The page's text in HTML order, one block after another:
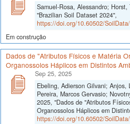
Samuel-Rosa, Alessandro;
"Brazilian Soil Dataset 2024",
https://doi.org/10.60502/
Em construção
Dados de "Atributos Físicos e Matéria
Organossolos Háplicos em Distintos
Sep 25, 2025
Ebeling, Adierson Gilvani; Anjos,
Pereira, Marcos Gervasio;
2025, "Dados de "Atributos
Organossolos Háplicos em
https://doi.org/10.60502/